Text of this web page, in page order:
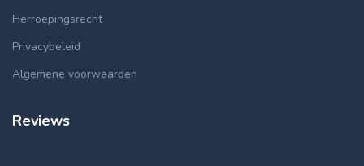
Herroepingsrecht
Privacybeleid
Algemene voorwaarden
Reviews